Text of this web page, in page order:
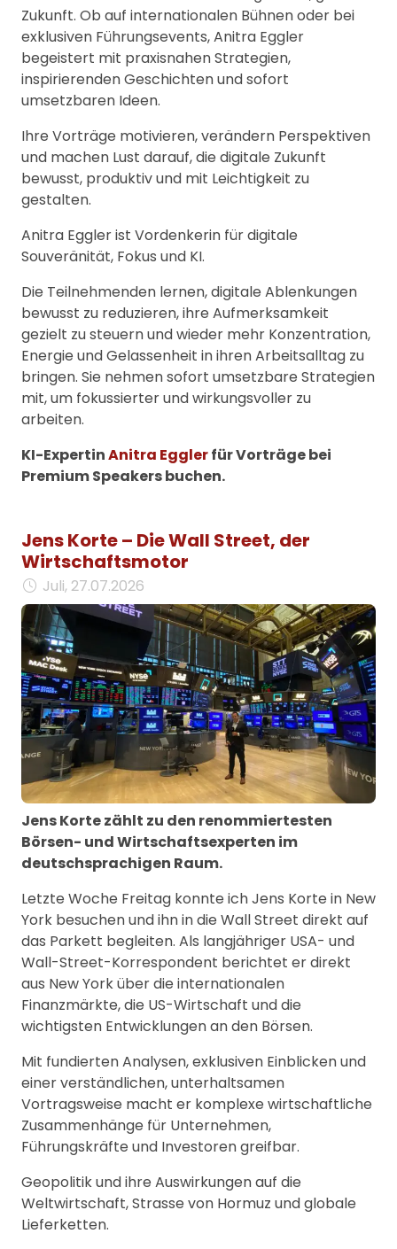
Zukunft. Ob auf internationalen Bühnen oder bei
exklusiven Führungsevents, Anitra Eggler
begeistert mit praxisnahen Strategien,
inspirierenden Geschichten und sofort
umsetzbaren Ideen.
Ihre Vorträge motivieren, verändern Perspektiven
und machen Lust darauf, die digitale Zukunft
bewusst, produktiv und mit Leichtigkeit zu
gestalten.
Anitra Eggler ist Vordenkerin für digitale
Souveränität, Fokus und KI.
Die Teilnehmenden lernen, digitale Ablenkungen
bewusst zu reduzieren, ihre Aufmerksamkeit
gezielt zu steuern und wieder mehr Konzentration,
Energie und Gelassenheit in ihren Arbeitsalltag zu
bringen. Sie nehmen sofort umsetzbare Strategien
mit, um fokussierter und wirkungsvoller zu
arbeiten.
KI-ExpertinAnitra Egglerfür Vorträge bei
Premium Speakers buchen.
Jens Korte – Die Wall Street, der
Wirtschaftsmotor
Juli, 27.07.2026
Jens Korte zählt zu den renommiertesten
Börsen- und Wirtschaftsexperten im
deutschsprachigen Raum.
Letzte Woche Freitag konnte ich Jens Korte in New
York besuchen und ihn in die Wall Street direkt auf
das Parkett begleiten. Als langjähriger USA- und
Wall-Street-Korrespondent berichtet er direkt
aus New York über die internationalen
Finanzmärkte, die US-Wirtschaft und die
wichtigsten Entwicklungen an den Börsen.
Mit fundierten Analysen, exklusiven Einblicken und
einer verständlichen, unterhaltsamen
Vortragsweise macht er komplexe wirtschaftliche
Zusammenhänge für Unternehmen,
Führungskräfte und Investoren greifbar.
Geopolitik und ihre Auswirkungen auf die
Weltwirtschaft, Strasse von Hormuz und globale
Lieferketten.